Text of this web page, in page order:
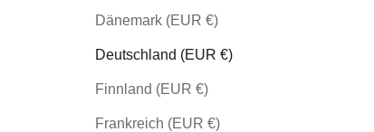
Dänemark (EUR €)
Deutschland (EUR €)
Finnland (EUR €)
Frankreich (EUR €)